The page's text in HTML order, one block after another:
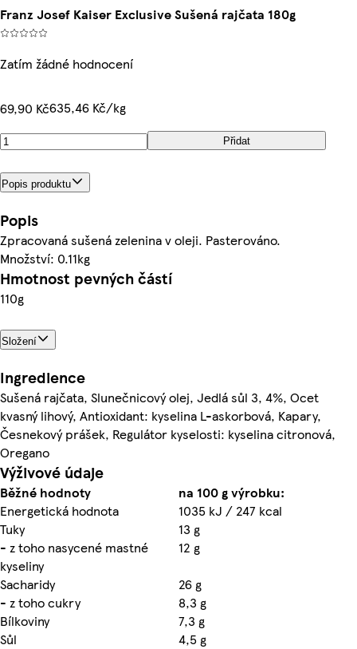
Franz Josef Kaiser Exclusive Sušená rajčata 180g
Zatím žádné hodnocení
69,90 Kč635,46 Kč/kg
Přidat
Popis produktu
Popis
Zpracovaná sušená zelenina v oleji. Pasterováno.
Množství: 0.11kg
Hmotnost pevných částí
110g
Složení
Ingredience
Sušená rajčata, Slunečnicový olej, Jedlá sůl 3, 4%, Ocet
kvasný lihový, Antioxidant: kyselina L-askorbová, Kapary,
Česnekový prášek, Regulátor kyselosti: kyselina citronová,
Oregano
Výživové údaje
Běžné hodnoty
na 100 g výrobku:
Energetická hodnota
1035 kJ / 247 kcal
Tuky
13 g
- z toho nasycené mastné
kyseliny
12 g
Sacharidy
26 g
- z toho cukry
8,3 g
Bílkoviny
7,3 g
Sůl
4,5 g